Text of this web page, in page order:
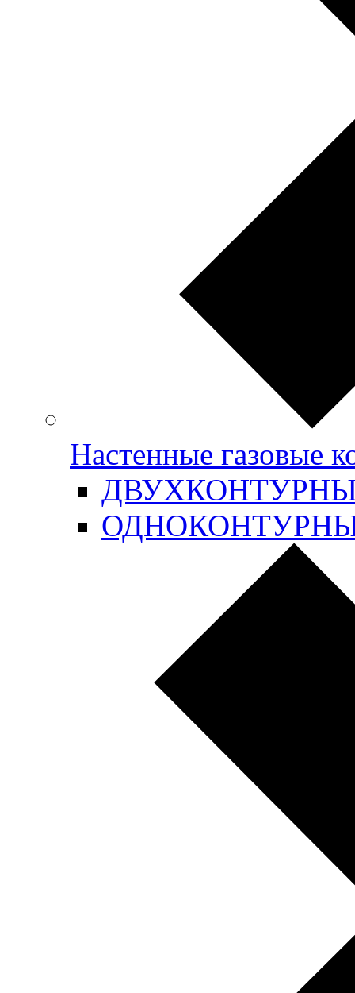
Настенные газовые